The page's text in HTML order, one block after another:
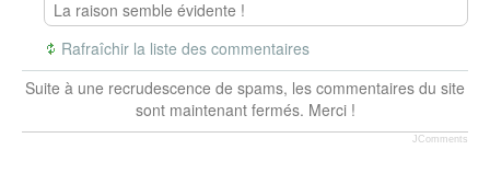
La raison semble évidente !
Rafraîchir la liste des commentaires
Suite à une recrudescence de spams, les commentaires du site
sont maintenant fermés. Merci !
JComments